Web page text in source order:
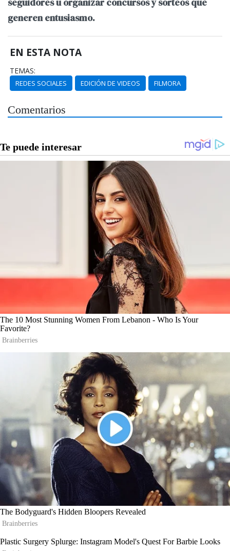
seguidores u organizar concursos y sorteos que
generen entusiasmo.
EN ESTA NOTA
TEMAS:
REDES SOCIALES EDICIÓN DE VIDEOS FILMORA
Comentarios